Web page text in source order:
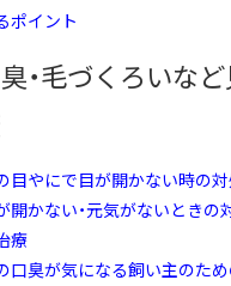
ポイント
臭・毛づくろいな
目やにで目が開かない時の
開かない・元気がないときの
療
口臭が気になる飼い主のた